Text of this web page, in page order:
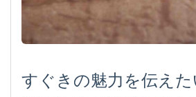
すぐきの魅力を伝えた